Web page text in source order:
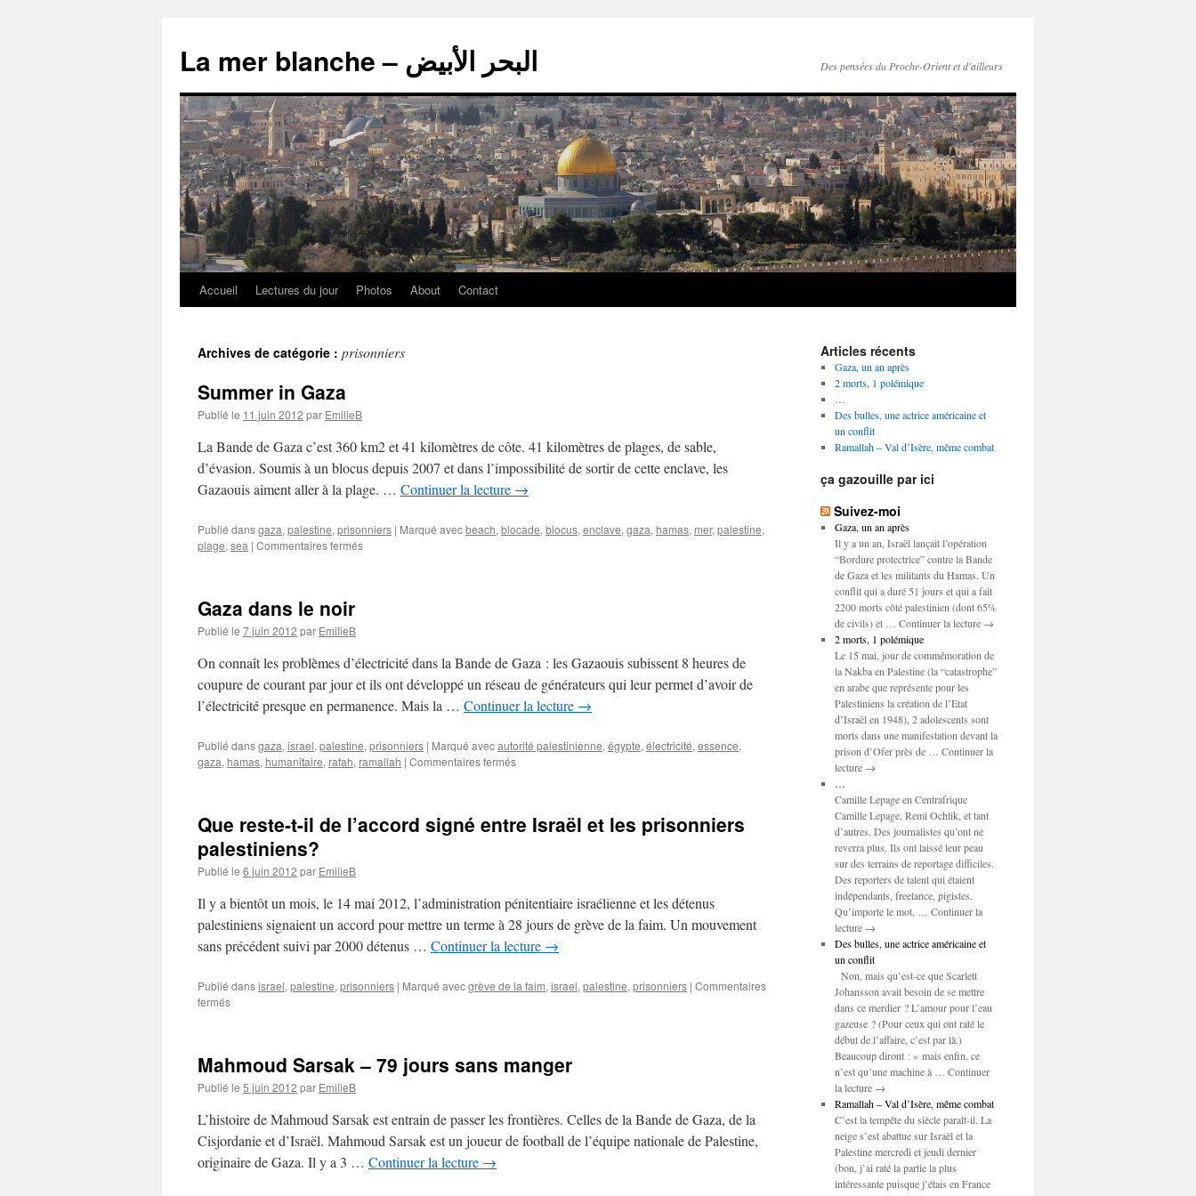
La mer blanche – البحر الأبيض Des pensées du Proche-Orient et d'ailleurs
Accueil Lectures du jour Photos About Contact
Archives de catégorie : prisonniers
Summer in Gaza
Publié le 11 juin 2012 par EmilieB
La Bande de Gaza c’est 360 km2 et 41 kilomètres de côte. 41 kilomètres de plages, de sable,
d’évasion. Soumis à un blocus depuis 2007 et dans l’impossibilité de sortir de cette enclave, les
Gazaouis aiment aller à la plage. … Continuer la lecture →
Publié dansgaza, palestine, prisonniers | Marqué avecbeach, blocade, blocus, enclave, gaza, hamas, mer, palestine,
plage, sea | Commentaires fermés
Gaza dans le noir
Publié le 7 juin 2012 par EmilieB
On connaît les problèmes d’électricité dans la Bande de Gaza : les Gazaouis subissent 8 heures de
coupure de courant par jour et ils ont développé un réseau de générateurs qui leur permet d’avoir de
l’électricité presque en permanence. Mais la … Continuer la lecture →
Publié dansgaza, israel, palestine, prisonniers | Marqué avecautorité palestinienne, égypte, électricité, essence,
gaza, hamas, humanitaire, rafah, ramallah | Commentaires fermés
Que reste-t-il de l’accord signé entre Israël et les prisonniers
palestiniens?
Publié le 6 juin 2012 par EmilieB
Il y a bientôt un mois, le 14 mai 2012, l’administration pénitentiaire israélienne et les détenus
palestiniens signaient un accord pour mettre un terme à 28 jours de grève de la faim. Un mouvement
sans précédent suivi par 2000 détenus … Continuer la lecture →
Publié dansisrael, palestine, prisonniers | Marqué avecgrève de la faim, israel, palestine, prisonniers | Commentaires
fermés
Mahmoud Sarsak – 79 jours sans manger
Publié le 5 juin 2012 par EmilieB
L’histoire de Mahmoud Sarsak est entrain de passer les frontières. Celles de la Bande de Gaza, de la
Cisjordanie et d’Israël. Mahmoud Sarsak est un joueur de football de l’équipe nationale de Palestine,
originaire de Gaza. Il y a 3 … Continuer la lecture →
Articles récents
Gaza, un an après
2 morts, 1 polémique
…
Des bulles, une actrice américaine et
un conflit
Ramallah – Val d’Isère, même combat
ça gazouille par ici
Suivez-moi
Gaza, un an après
Il y a un an, Israël lançait l’opération
“Bordure protectrice” contre la Bande
de Gaza et les militants du Hamas. Un
conflit qui a duré 51 jours et qui a fait
2200 morts côté palestinien (dont 65%
de civils) et … Continuer la lecture →
2 morts, 1 polémique
Le 15 mai, jour de commémoration de
la Nakba en Palestine (la “catastrophe”
en arabe que représente pour les
Palestiniens la création de l’Etat
d’Israël en 1948), 2 adolescents sont
morts dans une manifestation devant la
prison d’Ofer près de … Continuer la
lecture →
…
Camille Lepage en Centrafrique
Camille Lepage, Remi Ochlik, et tant
d’autres. Des journalistes qu’ont ne
reverra plus. Ils ont laissé leur peau
sur des terrains de reportage difficiles.
Des reporters de talent qui étaient
indépendants, freelance, pigistes.
Qu’importe le mot, … Continuer la
lecture →
Des bulles, une actrice américaine et
un conflit
Non, mais qu’est-ce que Scarlett
Johansson avait besoin de se mettre
dans ce merdier ? L’amour pour l’eau
gazeuse ? (Pour ceux qui ont raté le
début de l’affaire, c’est par là.)
Beaucoup diront : « mais enfin, ce
n’est qu’une machine à … Continuer
la lecture →
Ramallah – Val d’Isère, même combat
C’est la tempête du siècle paraît-il. La
neige s’est abattue sur Israël et la
Palestine mercredi et jeudi dernier
(bon, j’ai raté la partie la plus
intéressante puisque j’étais en France